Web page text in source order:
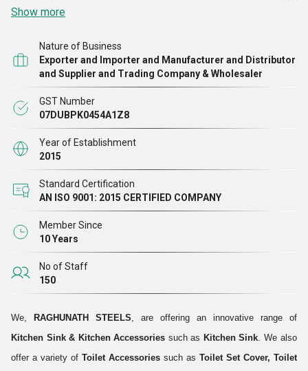
हमारे सभी उत्पाद अंतर्राष्ट्रीय बाजारों में निर्धारित मानकों के अनुपालन में
में सिंक और एक्सेसरीज़ की एक अभिनव रेंज पेश करने में सक्षम होने के बाद,
हमने उद्योग में एक अच्छा नाम हासिल किया है। हम अपनी विश्वसनीयता पर
भरोसा करने और अपनी बिक्री में वृद्धि को बढ़ावा देने के लिए अपने ग्राहकों
के आभारी हैं
Show more
Nature of Business
Exporter and Importer and Manufacturer and Distributor
and Supplier and Trading Company & Wholesaler
GST Number
07DUBPK0454A1Z8
Year of Establishment
2015
Standard Certification
AN ISO 9001: 2015 CERTIFIED COMPANY
Member Since
10 Years
No of Staff
150
We, RAGHUNATH STEELS, are offering an innovative range of
Kitchen Sink & Kitchen Accessories such as Kitchen Sink. We also
offer a variety of Toilet Accessories such as Toilet Set Cover, Toilet